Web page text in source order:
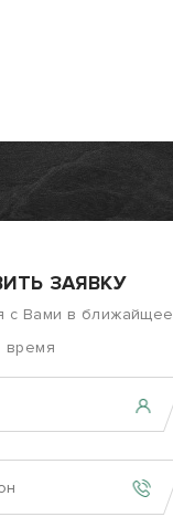
ЗАЯВКУ
с Вами в ближайщее
время